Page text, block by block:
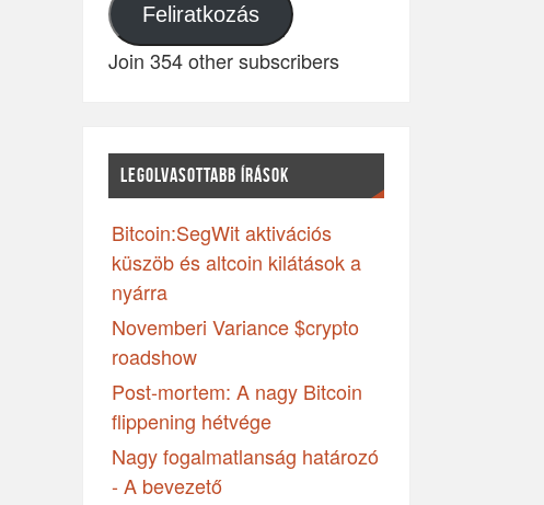
Feliratkozás
Join 354 other subscribers
LEGOLVASOTTABB ÍRÁSOK
Bitcoin:SegWit aktivációs
küszöb és altcoin kilátások a
nyárra
Novemberi Variance $crypto
roadshow
Post-mortem: A nagy Bitcoin
flippening hétvége
Nagy fogalmatlanság határozó
- A bevezető